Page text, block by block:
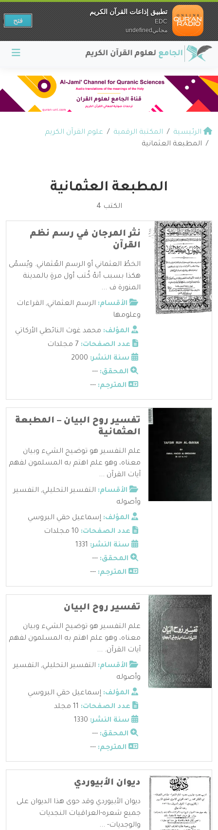
الرئيسية المكتبة الرقمية
علوم القرآن الكريم
المطبعة العثمانية
المطبعة العثمانية
الكتب 4
نثر المرجان في رسم نظم
القرآن
الخطُ العثماني أو الرسم العُثماني. ويُسمّى
هكذا بسبب أنهُ كُتب أول مرةٍ بالمدينة
المنورة ف ...
الأقسام: الرسم العثماني, القراءات
وعلومها
المؤلف: محمد غوث النائطي الأركاتي
عدد الصفحات:
سنة النشر:
المحقق: ---
المترجم: ---
تفسير روح البيان – المطبعة
العثمانية
علم التفسير هو توضيح الشيء وبيان
معناه، وهو علم اهتم به المسلمون لفهم
آيات القرآن ...
الأقسام: التفسير التحليلي, التفسير
وأصوله
المؤلف: إسماعيل حقي البروسي
عدد الصفحات:
سنة النشر:
المحقق: ---
المترجم: ---
تفسير روح البيان
علم التفسير هو توضيح الشيء وبيان
معناه، وهو علم اهتم به المسلمون لفهم
آيات القرآن. ...
الأقسام: التفسير التحليلي, التفسير
وأصوله
المؤلف: إسماعيل حقي البروسي
عدد الصفحات:
سنة النشر:
المحقق: ---
المترجم: ---
ديوان الأبيوردي
ديوان الأبيوردي وقد حوى هذا الديوان على
جميع شعره-العراقيات النجديات
والوجديات- ...
تطبيق إذاعات القرآن الكريم
EDC
مجانيundefined
فتح